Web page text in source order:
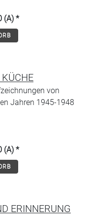
(A) *
von
Jahren 1945-1948
(A) *
ERINNERUNG